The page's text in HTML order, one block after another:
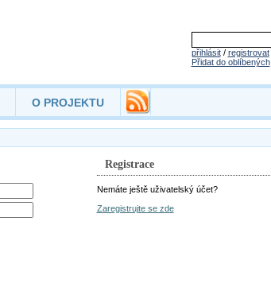
přihlásit/ registrovat
Přidat do oblíbených
O PROJEKTU
Registrace
Nemáte ještě uživatelský účet?
Zaregistrujte se zde